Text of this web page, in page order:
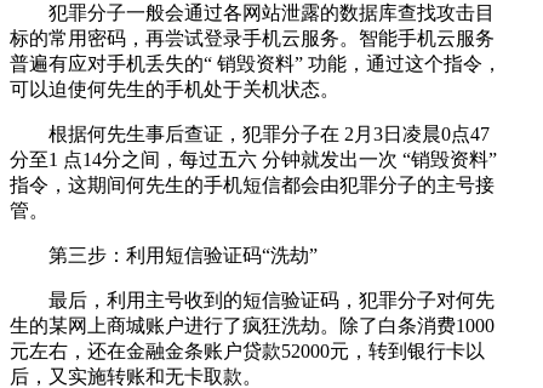
犯罪分子一般会通过各网站泄露的数据库查找攻击目
标的常用密码，再尝试登录手机云服务。智能手机云服务
普遍有应对手机丢失的“ 销毁资料” 功能，通过这个指令，
可以迫使何先生的手机处于关机状态。
根据何先生事后查证，犯罪分子在 2月3日凌晨0点47
分至1 点14分之间，每过五六 分钟就发出一次 “销毁资料”
指令，这期间何先生的手机短信都会由犯罪分子的主号接
管。
第三步：利用短信验证码“洗劫”
最后，利用主号收到的短信验证码，犯罪分子对何先
生的某网上商城账户进行了疯狂洗劫。除了白条消费1000
元左右，还在金融金条账户贷款52000元，转到银行卡以
后，又实施转账和无卡取款。